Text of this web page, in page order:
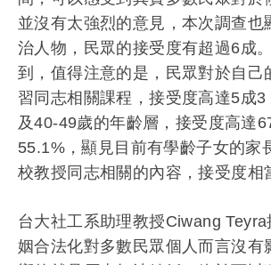
並沒有太強烈的意見， 本次調查也
治人物，民眾的接受度有超過6成。
到，值得注意的是， 民眾對於自己
習同志相關課程，接受度高達5成3
及40-49歲的年齡層，接受度高達
55.1%，顯見目前有學齡子女的家
校教授同志相關的內容，接受度相
台大社工系助理教授Ciwang
姻合法化對多數民眾個人而言沒有